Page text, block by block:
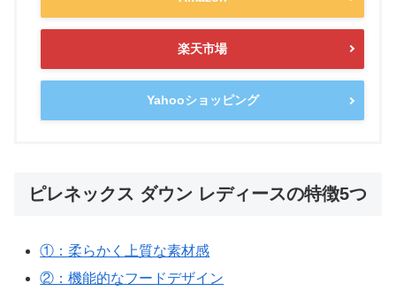
楽天市場
Yahooショッピング
ピレネックス ダウン レディースの特徴5つ
①：柔らかく上質な素材感
②：機能的なフードデザイン